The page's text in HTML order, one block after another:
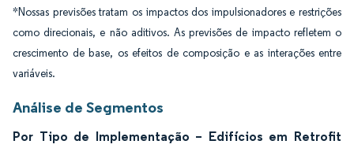
*Nossas previsões tratam os impactos dos impulsionadores e restrições
como direcionais, e não aditivos. As previsões de impacto refletem o
crescimento de base, os efeitos de composição e as interações entre
variáveis.
Análise de Segmentos
Por Tipo de Implementação – Edifícios em Retrofit